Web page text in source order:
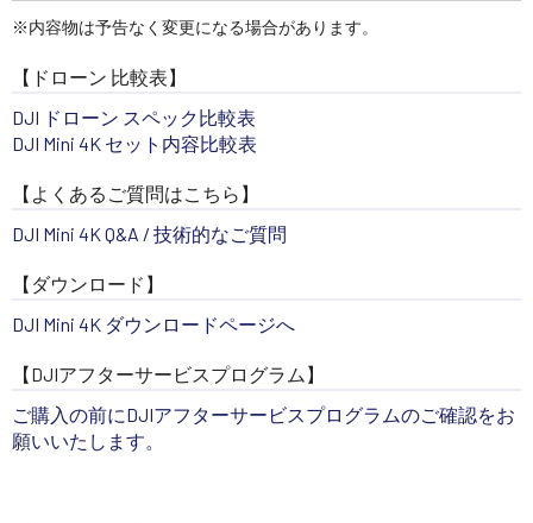
※内容物は予告なく変更になる場合があります。
【ドローン 比較表】
DJI ドローン スペック比較表
DJI Mini 4K セット内容比較表
【よくあるご質問はこちら】
DJI Mini 4K Q&A / 技術的なご質問
【ダウンロード】
DJI Mini 4K ダウンロードページへ
【DJIアフターサービスプログラム】
ご購入の前にDJIアフターサービスプログラムのご確認をお
願いいたします。